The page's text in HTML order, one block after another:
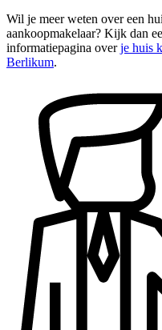
Wil je meer weten over een
aankoopmakelaar? Kijk dan
informatiepagina overje huis
Berlikum.